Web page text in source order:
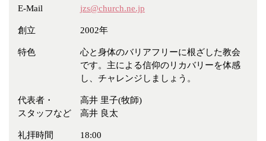
特別集会奉仕者 医療・福祉
冠婚葬祭
教団教派 宿泊・研修施設
お店・企業・その他
フリーワード
E-Mail jzs@church.ne.jp
創立 2002年
特色
心と身体のバリアフリーに根ざした教会
です。主による信仰のリカバリーを体感
し、チャレンジしましょう。
代表者・
スタッフなど
高井 里子(牧師)
高井 良太
礼拝時間 18:00